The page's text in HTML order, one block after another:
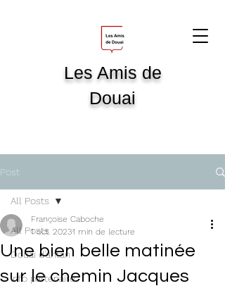
Les Amis de
Douai
Post
All Posts
Douai d'antan
info partenaire
All Posts
Une bien belle matinée
sur le chemin Jacques
Françoise Caboche
1 oct. 20231 min de lecture